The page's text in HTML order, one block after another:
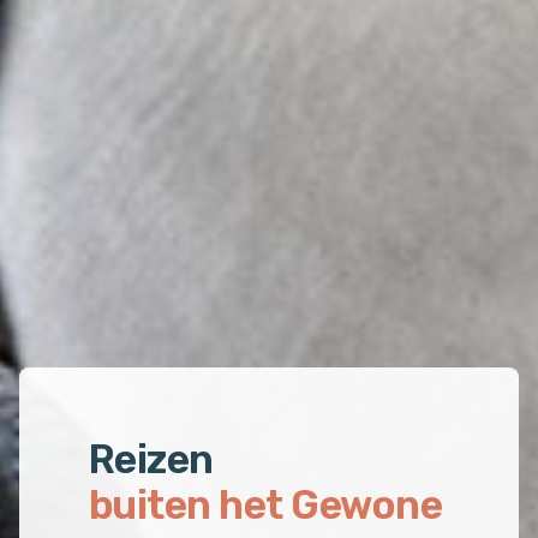
Reizen
buiten het Gewone